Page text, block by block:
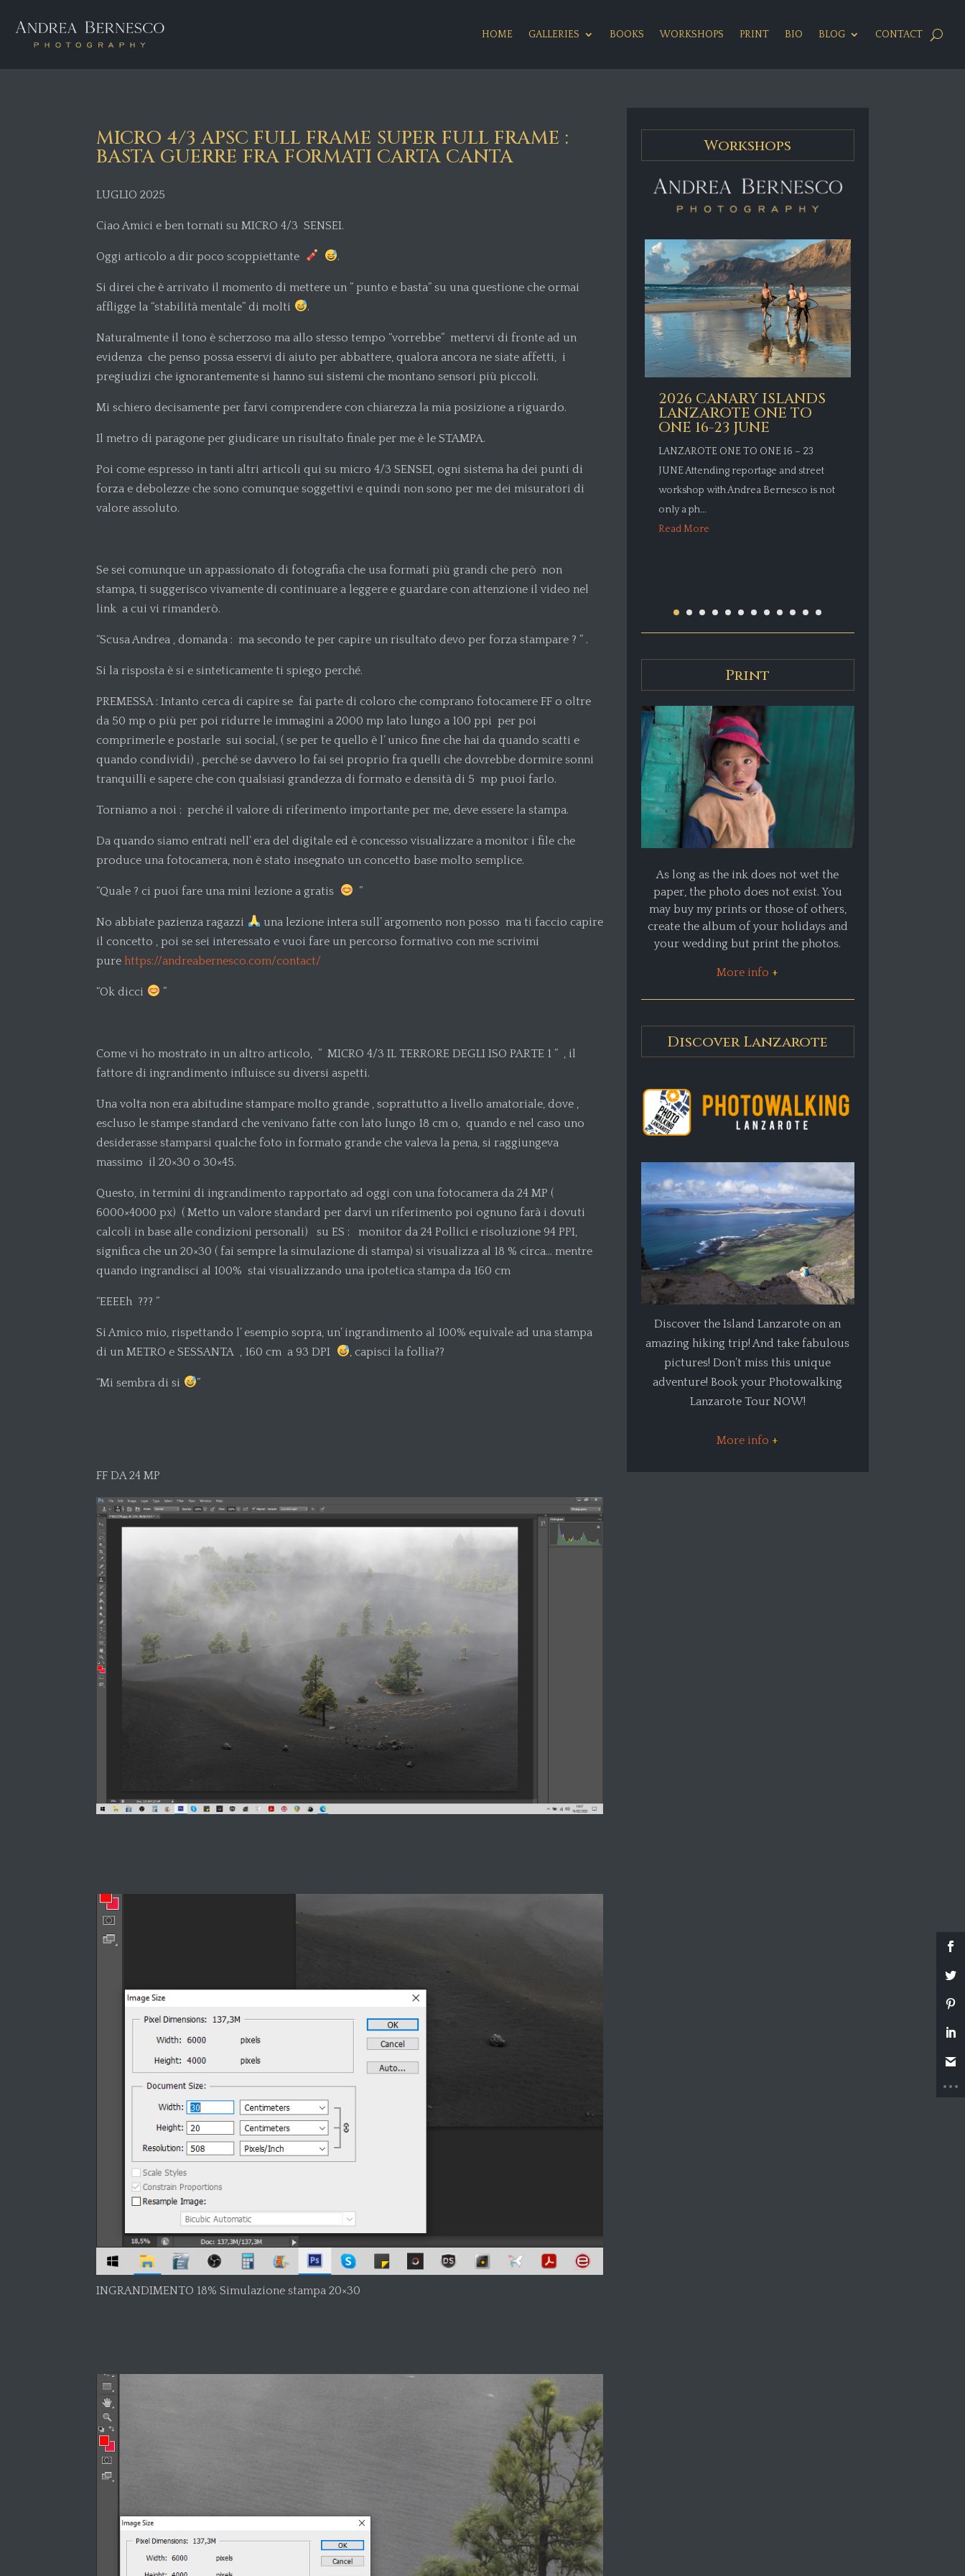
HOME GALLERIES BOOKS WORKSHOPS PRINT BIO BLOG CONTACT
MICRO 4/3 APSC FULL FRAME SUPER FULL FRAME :
BASTA GUERRE FRA FORMATI CARTA CANTA
LUGLIO 2025
Ciao Amici e ben tornati su MICRO 4/3 SENSEI.
Oggi articolo a dir poco scoppiettante .
Si direi che è arrivato il momento di mettere un ” punto e basta” su una questione che ormai
affligge la “stabilità mentale” di molti
.
Naturalmente il tono è scherzoso ma allo stesso tempo “vorrebbe” mettervi di fronte ad un
evidenza che penso possa esservi di aiuto per abbattere, qualora ancora ne siate affetti, i
pregiudizi che ignorantemente si hanno sui sistemi che montano sensori più piccoli.
Mi schiero decisamente per farvi comprendere con chiarezza la mia posizione a riguardo.
Il metro di paragone per giudicare un risultato finale per me è le STAMPA.
Poi come espresso in tanti altri articoli qui su micro 4/3 SENSEI, ogni sistema ha dei punti di
forza e debolezze che sono comunque soggettivi e quindi non sono per me dei misuratori di
valore assoluto.
Se sei comunque un appassionato di fotografia che usa formati più grandi che però non
stampa, ti suggerisco vivamente di continuare a leggere e guardare con attenzione il video nel
link a cui vi rimanderò.
“Scusa Andrea , domanda : ma secondo te per capire un risultato devo per forza stampare ? ” .
Si la risposta è si e sinteticamente ti spiego perché.
PREMESSA : Intanto cerca di capire se fai parte di coloro che comprano fotocamere FF o oltre
da 50 mp o più per poi ridurre le immagini a 2000 mp lato lungo a 100 ppi per poi
comprimerle e postarle sui social, ( se per te quello è l’ unico fine che hai da quando scatti e
quando condividi) , perché se davvero lo fai sei proprio fra quelli che dovrebbe dormire sonni
tranquilli e sapere che con qualsiasi grandezza di formato e densità di 5 mp puoi farlo.
Torniamo a noi : perché il valore di riferimento importante per me, deve essere la stampa.
Da quando siamo entrati nell’ era del digitale ed è concesso visualizzare a monitor i file che
produce una fotocamera, non è stato insegnato un concetto base molto semplice.
“Quale ? ci puoi fare una mini lezione a gratis ”
No abbiate pazienza ragazzi
una lezione intera sull’ argomento non posso ma ti faccio capire
il concetto , poi se sei interessato e vuoi fare un percorso formativo con me scrivimi
pure https://andreabernesco.com/contact/
“Ok dicci ”
Come vi ho mostrato in un altro articolo, ” MICRO 4/3 IL TERRORE DEGLI ISO PARTE 1 ” , il
fattore di ingrandimento influisce su diversi aspetti.
Una volta non era abitudine stampare molto grande , soprattutto a livello amatoriale, dove ,
escluso le stampe standard che venivano fatte con lato lungo 18 cm o, quando e nel caso uno
desiderasse stamparsi qualche foto in formato grande che valeva la pena, si raggiungeva
massimo il 20×30 o 30×45.
Questo, in termini di ingrandimento rapportato ad oggi con una fotocamera da 24 MP (
6000×4000 px) ( Metto un valore standard per darvi un riferimento poi ognuno farà i dovuti
calcoli in base alle condizioni personali) su ES : monitor da 24 Pollici e risoluzione 94 PPI,
significa che un 20×30 ( fai sempre la simulazione di stampa) si visualizza al 18 % circa… mentre
quando ingrandisci al 100% stai visualizzando una ipotetica stampa da 160 cm
“EEEEh ??? ”
Si Amico mio, rispettando l’ esempio sopra, un’ ingrandimento al 100% equivale ad una stampa
di un METRO e SESSANTA , 160 cm a 93 DPI
, capisci la follia??
“Mi sembra di si ”
FF DA 24 MP
INGRANDIMENTO 18% Simulazione stampa 20×30
Workshops
2025 JAPAN 6 PEOPLE 24
OCTOBER – 2
NOVEMBER
JAPAN 6 PEOPLE 24 October – 2
November Attending reportage and
2026 CANARY ISLANDS
LANZAROTE ONE TO
ONE 16-23 JUNE
LANZAROTE ONE TO ONE 16 – 23
JUNE Attending reportage and street
workshop with Andrea Bernesco is not
only a ph...
Read More
Print
As long as the ink does not wet the
paper, the photo does not exist. You
may buy my prints or those of others,
create the album of your holidays and
your wedding but print the photos.
More info +
Discover Lanzarote
Discover the Island Lanzarote on an
amazing hiking trip! And take fabulous
pictures! Don’t miss this unique
adventure! Book your Photowalking
Lanzarote Tour NOW!
More info +